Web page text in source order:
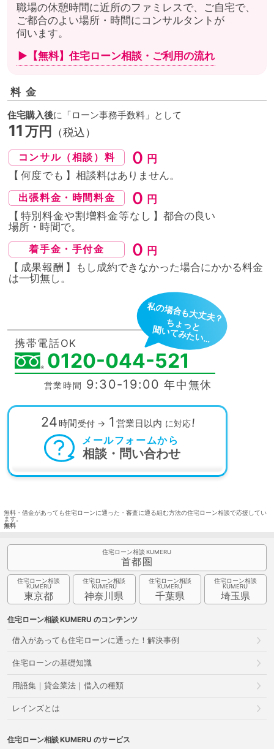
無料・借金があっても住宅ローンに通った・審査に通る組む方法の住宅ローン相談で応援してい
ます。
無料
職場の休憩時間に近所のファミレスで、ご自宅で、
ご都合のよい場所・時間にコンサルタントが
伺います。
▶【無料】住宅ローン相談・ ご利用の流れ
料金
住宅購入後に「ローン事務手数料」として
11万円 （税込）
コンサル（相談）料 ０ 円
【 何度でも 】相談料はありません。
出張料金・時間料金 ０ 円
【 特別料金や割増料金等なし 】都合の良い
場所・時間で。
着手金・手付金 ０ 円
【 成果報酬 】もし成約できなかった場合にかかる料金
は一切無し。
携帯電話OK
0120-044-521
営業時間 9:30-19:00年中無休
私の場合も大丈夫？
ちょっと
聞いてみたい…
24時間受付 → 1 営業日以内 に対応!
メールフォームから
相談・問い合わせ
住宅ローン相談
首都圏
住宅ローン相談
東京都
住宅ローン相談
神奈川県
住宅ローン相談
千葉県
住宅ローン相談
埼玉県
住宅ローン相談 のコンテンツ
借入があっても住宅ローンに通った！解決事例
住宅ローンの基礎知識
用語集｜貸金業法｜借入の種類
レインズとは
住宅ローン相談 のサービス